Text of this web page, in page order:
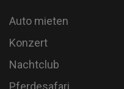
Auto mieten
Konzert
Nachtclub
Pferdesafari